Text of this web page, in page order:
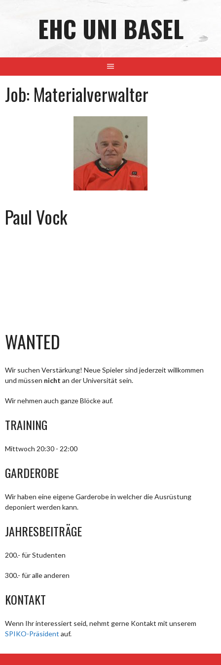
EHC UNI BASEL
Job: Materialverwalter
Paul Vock
WANTED
Wir suchen Verstärkung! Neue Spieler sind jederzeit willkommen
und müssen nicht an der Universität sein.
Wir nehmen auch ganze Blöcke auf.
TRAINING
Mittwoch 20:30 - 22:00
GARDEROBE
Wir haben eine eigene Garderobe in welcher die Ausrüstung
deponiert werden kann.
JAHRESBEITRÄGE
200.- für Studenten
300.- für alle anderen
KONTAKT
Wenn Ihr interessiert seid, nehmt gerne Kontakt mit unserem
SPIKO-Präsident auf.